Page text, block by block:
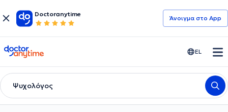
Doctoranytime
Άνοιγμα στο App
doctoranytime EL
Ψυχολόγος